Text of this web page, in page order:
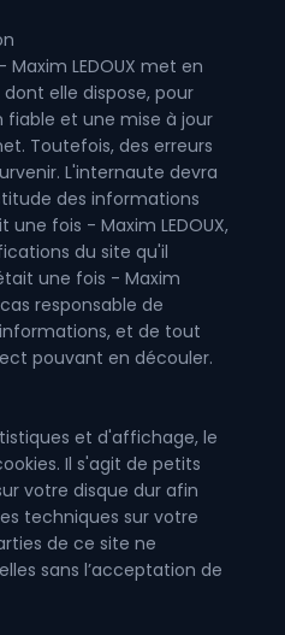
LEDOUX met en
elle dispose, pour
et une mise à jour
Toutefois, des erreurs
L'internaute devra
des informations
une fois - Maxim LEDOUX,
du site qu'il
une fois - Maxim
responsable de
et de tout
pouvant en découler.
et d'affichage, le
Il s'agit de petits
votre disque dur afin
techniques sur votre
de ce site ne
sans l’acceptation de